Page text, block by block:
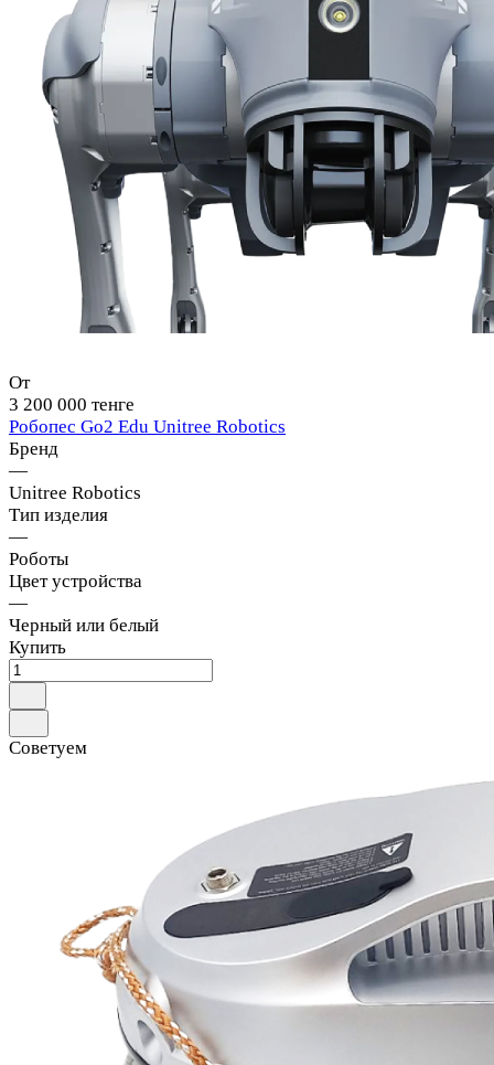
От
3 200 000 тенге
Робопес Go2 Edu Unitree Robotics
Бренд
—
Unitree Robotics
Тип изделия
—
Роботы
Цвет устройства
—
Черный или белый
Купить
Советуем